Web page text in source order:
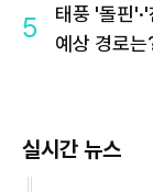
5
태풍 '돌핀
예상 경로는
실시간 뉴스